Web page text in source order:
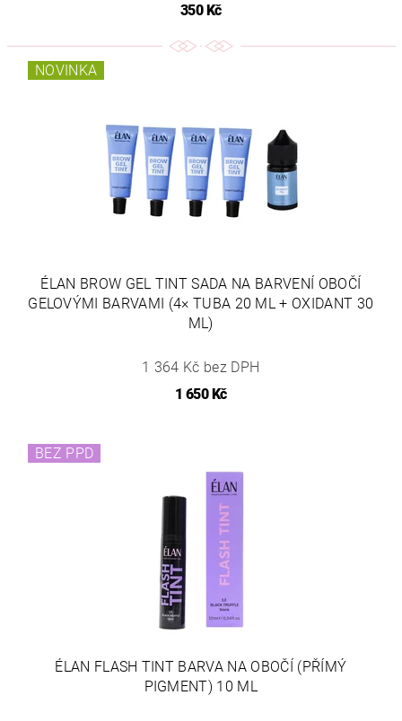
350 Kč
NOVINKA
ÉLAN BROW GEL TINT SADA NA BARVENÍ OBOČÍ
GELOVÝMI BARVAMI (4× TUBA 20 ML + OXIDANT 30
ML)
1 364 Kč bez DPH
1 650 Kč
BEZ PPD
ÉLAN FLASH TINT BARVA NA OBOČÍ (PŘÍMÝ
PIGMENT) 10 ML